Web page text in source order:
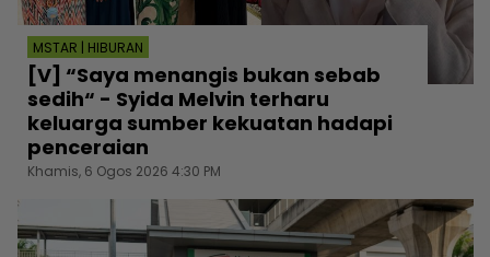
MSTAR | HIBURAN
[V] “Saya menangis bukan sebab
sedih“ - Syida Melvin terharu
keluarga sumber kekuatan hadapi
penceraian
Khamis, 6 Ogos 2026 4:30 PM